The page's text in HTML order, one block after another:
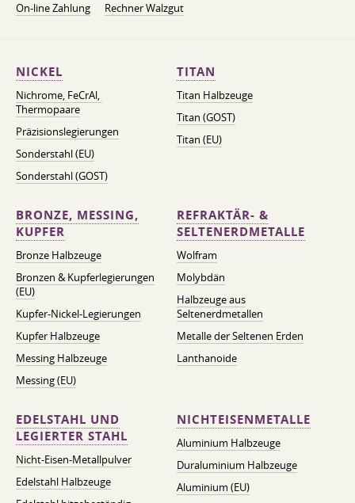
On-line Zahlung
Rechner Walzgut
NICKEL
Nichrome, FeСrAl, ​​
Thermopaare
Präzisionslegierungen
Sonderstahl (EU)
Sonderstahl (GOST)
TITAN
Titan Halbzeuge
Titan (GOST)
Titan (EU)
BRONZE, MESSING,
KUPFER
Bronze Halbzeuge
Bronzen & Kupferlegierungen
(EU)
Kupfer-Nickel-Legierungen
Kupfer Halbzeuge
Messing Halbzeuge
Messing (EU)
REFRAKTÄR- &
SELTENERDMETALLE
Wolfram
Molybdän
Halbzeuge aus
Seltenerdmetallen
Metalle der Seltenen Erden
Lanthanoide
EDELSTAHL UND
LEGIERTER STAHL
Nicht-Eisen-Metallpulver
Edelstahl Halbzeuge
NICHTEISENMETALLE
Aluminium Halbzeuge
Duraluminium Halbzeuge
Aluminium (EU)